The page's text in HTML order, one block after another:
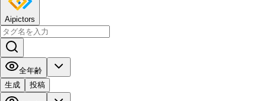
Aipictors
全年齢
生成
投稿